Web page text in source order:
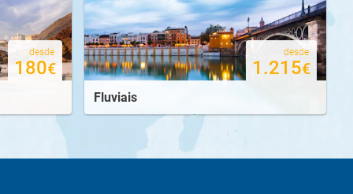
desde
180€
Fluviais
desde
1.215€